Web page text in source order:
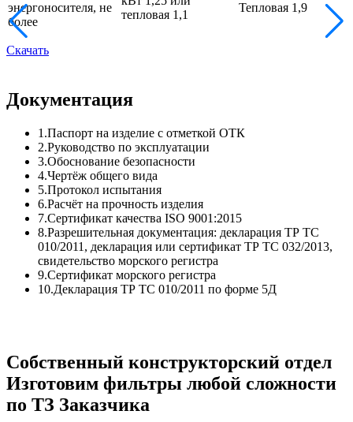
энергоносителя, не
более
тепловая 1,1
Тепловая 1,9
Скачать
Документация
1.Паспорт на изделие с отметкой ОТК
2.Руководство по эксплуатации
3.Обоснование безопасности
4.Чертёж общего вида
5.Протокол испытания
6.Расчёт на прочность изделия
7.Сертификат качества ISO 9001:2015
8.Разрешительная документация: декларация ТР ТС
010/2011, декларация или сертификат ТР ТС 032/2013,
свидетельство морского регистра
9.Сертификат морского регистра
10.Декларация ТР ТС 010/2011 по форме 5Д
Собственный конструкторский отдел
Изготовим фильтры любой сложности
по ТЗ Заказчика